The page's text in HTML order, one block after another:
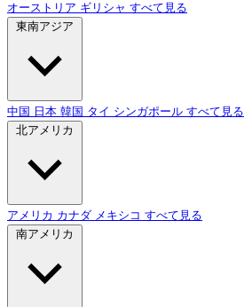
オーストリア ギリシャ すべて見る
東南アジア
中国 日本 韓国 タイ シンガポール すべて見る
北アメリカ
アメリカ カナダ メキシコ すべて見る
南アメリカ